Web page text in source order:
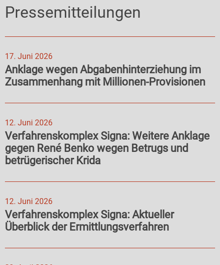
Pressemitteilungen
17. Juni 2026
Anklage wegen Abgabenhinterziehung im
Zusammenhang mit Millionen-Provisionen
12. Juni 2026
Verfahrenskomplex Signa: Weitere Anklage
gegen René Benko wegen Betrugs und
betrügerischer Krida
12. Juni 2026
Verfahrenskomplex Signa: Aktueller
Überblick der Ermittlungsverfahren